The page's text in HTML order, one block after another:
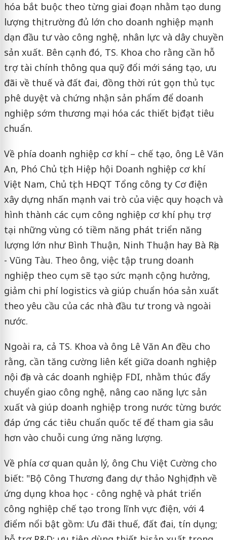
hóa bắt buộc theo từng giai đoạn nhằm tạo dung
lượng thị trường đủ lớn cho doanh nghiệp mạnh
dạn đầu tư vào công nghệ, nhân lực và dây chuyền
sản xuất. Bên cạnh đó, TS. Khoa cho rằng cần hỗ
trợ tài chính thông qua quỹ đổi mới sáng tạo, ưu
đãi về thuế và đất đai, đồng thời rút gọn thủ tục
phê duyệt và chứng nhận sản phẩm để doanh
nghiệp sớm thương mại hóa các thiết bị đạt tiêu
chuẩn.
Về phía doanh nghiệp cơ khí – chế tạo, ông Lê Văn
An, Phó Chủ tịch Hiệp hội Doanh nghiệp cơ khí
Việt Nam, Chủ tịch HĐQT Tổng công ty Cơ điện
xây dựng nhấn mạnh vai trò của việc quy hoạch và
hình thành các cụm công nghiệp cơ khí phụ trợ
tại những vùng có tiềm năng phát triển năng
lượng lớn như Bình Thuận, Ninh Thuận hay Bà Rịa
- Vũng Tàu. Theo ông, việc tập trung doanh
nghiệp theo cụm sẽ tạo sức mạnh cộng hưởng,
giảm chi phí logistics và giúp chuẩn hóa sản xuất
theo yêu cầu của các nhà đầu tư trong và ngoài
nước.
Ngoài ra, cả TS. Khoa và ông Lê Văn An đều cho
rằng, cần tăng cường liên kết giữa doanh nghiệp
nội địa và các doanh nghiệp FDI, nhằm thúc đẩy
chuyển giao công nghệ, nâng cao năng lực sản
xuất và giúp doanh nghiệp trong nước từng bước
đáp ứng các tiêu chuẩn quốc tế để tham gia sâu
hơn vào chuỗi cung ứng năng lượng.
Về phía cơ quan quản lý, ông Chu Việt Cường cho
biết: "Bộ Công Thương đang dự thảo Nghị định về
ứng dụng khoa học - công nghệ và phát triển
công nghiệp chế tạo trong lĩnh vực điện, với 4
điểm nổi bật gồm: Ưu đãi thuế, đất đai, tín dụng;